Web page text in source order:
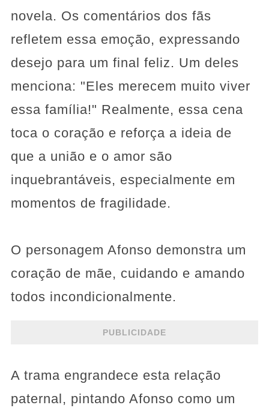
novela. Os comentários dos fãs
refletem essa emoção, expressando
desejo para um final feliz. Um deles
menciona: "Eles merecem muito viver
essa família!" Realmente, essa cena
toca o coração e reforça a ideia de
que a união e o amor são
inquebrantáveis, especialmente em
momentos de fragilidade.
O personagem Afonso demonstra um
coração de mãe, cuidando e amando
todos incondicionalmente.
PUBLICIDADE
A trama engrandece esta relação
paternal, pintando Afonso como um